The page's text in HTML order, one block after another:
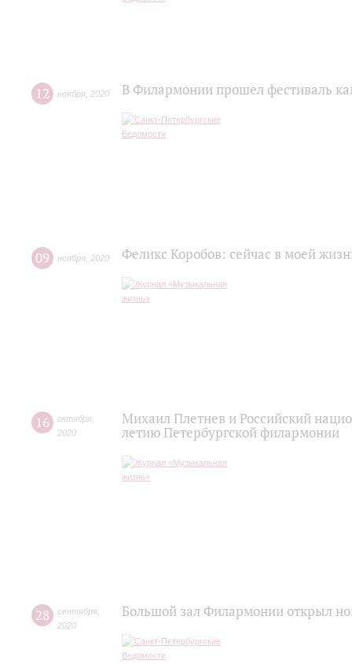
12 ноября 2020 В Филармонии прошел фестиваль
09 ноября 2020 Феликс Коробов: сейчас в моей
16 октября
2020
Михаил Плетнев и Российский
летию Петербургской филармонии
28 сентября
2020
Большой зал Филармонии открыл